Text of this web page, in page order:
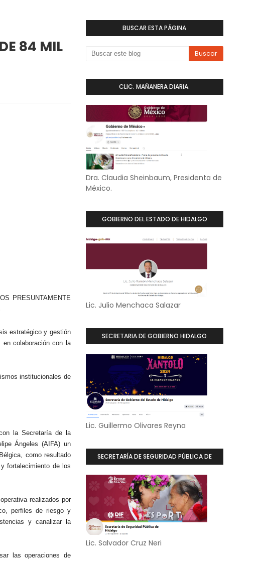
84 MIL
PRESUNTAMENTE
estratégico y gestión
en colaboración con la
institucionales de
la Secretaría de la
Ángeles (AIFA) un
como resultado
fortalecimiento de los
realizados por
perfiles de riesgo y
y canalizar la
las operaciones de
BUSCAR ESTA PÁGINA
CLIC. MAÑANERA DIARIA.
Dra. Claudia Sheinbaum, Presidenta de
México.
GOBIERNO DEL ESTADO DE HIDALGO
Lic. Julio Menchaca Salazar
SECRETARIA DE GOBIERNO HIDALGO
Lic. Guillermo Olivares Reyna
SECRETARÍA DE SEGURIDAD PÚBLICA DE
Lic. Salvador Cruz Neri